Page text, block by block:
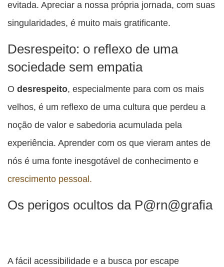
evitada. Apreciar a nossa própria jornada, com suas
singularidades, é muito mais gratificante.
Desrespeito: o reflexo de uma
sociedade sem empatia
O desrespeito, especialmente para com os mais
velhos, é um reflexo de uma cultura que perdeu a
noção de valor e sabedoria acumulada pela
experiência. Aprender com os que vieram antes de
nós é uma fonte inesgotável de conhecimento e
crescimento pessoal.
Os perigos ocultos da P@rn@grafia
A fácil acessibilidade e a busca por escape